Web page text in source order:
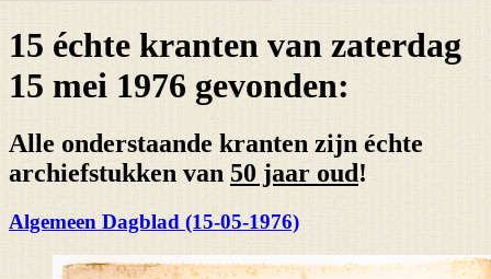
15 échte kranten van zaterdag
15 mei 1976 gevonden:
Alle onderstaande kranten zijn échte
archiefstukken van 50 jaar oud !
Algemeen Dagblad (15-05-1976)